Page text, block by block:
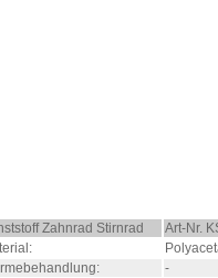
Zahnrad Stirnrad
Art-Nr.
-